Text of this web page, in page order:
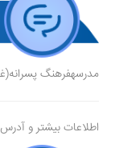
مدرسهفرهنگ پسرانه(غیر دولتی)در منطقه 3 در شهر تهرانقرار دارد.مدیر
اطلاعات بیشتر و